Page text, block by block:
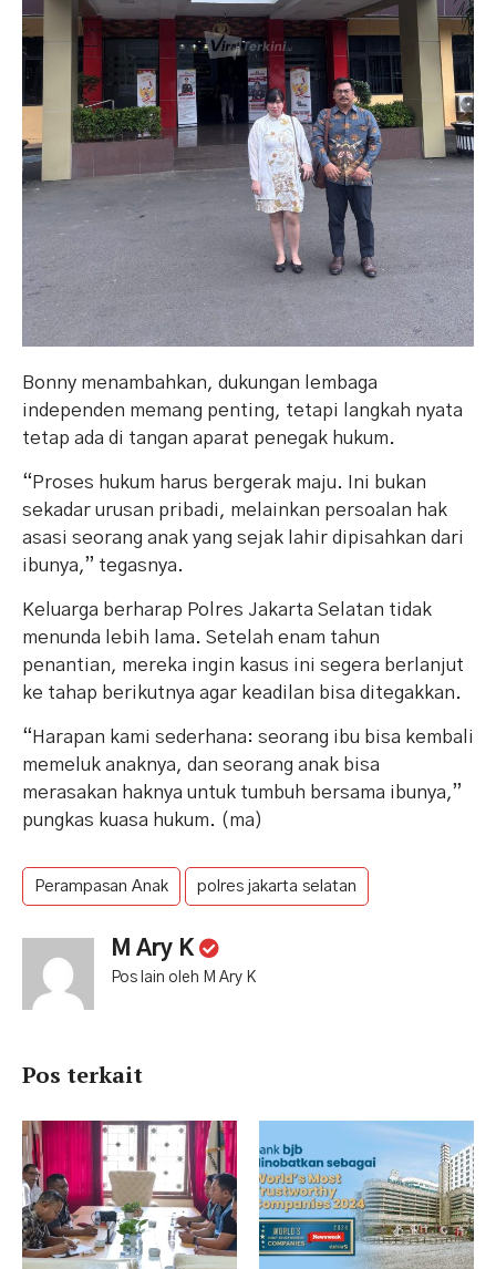
Bonny menambahkan, dukungan lembaga
independen memang penting, tetapi langkah nyata
tetap ada di tangan aparat penegak hukum.
“Proses hukum harus bergerak maju. Ini bukan
sekadar urusan pribadi, melainkan persoalan hak
asasi seorang anak yang sejak lahir dipisahkan dari
ibunya,” tegasnya.
Keluarga berharap Polres Jakarta Selatan tidak
menunda lebih lama. Setelah enam tahun
penantian, mereka ingin kasus ini segera berlanjut
ke tahap berikutnya agar keadilan bisa ditegakkan.
“Harapan kami sederhana: seorang ibu bisa kembali
memeluk anaknya, dan seorang anak bisa
merasakan haknya untuk tumbuh bersama ibunya,”
pungkas kuasa hukum. (ma)
Perampasan Anak polres jakarta selatan
M Ary K
Pos lain oleh M Ary K
Pos terkait